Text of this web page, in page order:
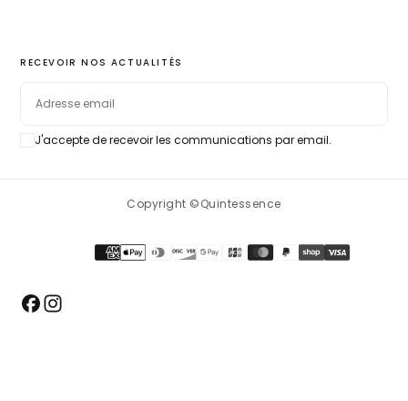
RECEVOIR NOS ACTUALITÉS
J'accepte de recevoir les communications par email.
Copyright ©Quintessence
Méthodes